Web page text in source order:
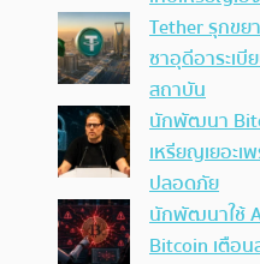
Tether รุกขย
ซาอุดีอาระเ
สถาบัน
นักพัฒนา
เหรียญเยอะเ
ปลอดภัย
นักพัฒนาใช้
Bitcoin เตือ